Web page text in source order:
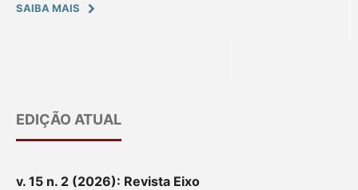
SAIBA MAIS
EDIÇÃO ATUAL
v. 15 n. 2 (2026): Revista Eixo